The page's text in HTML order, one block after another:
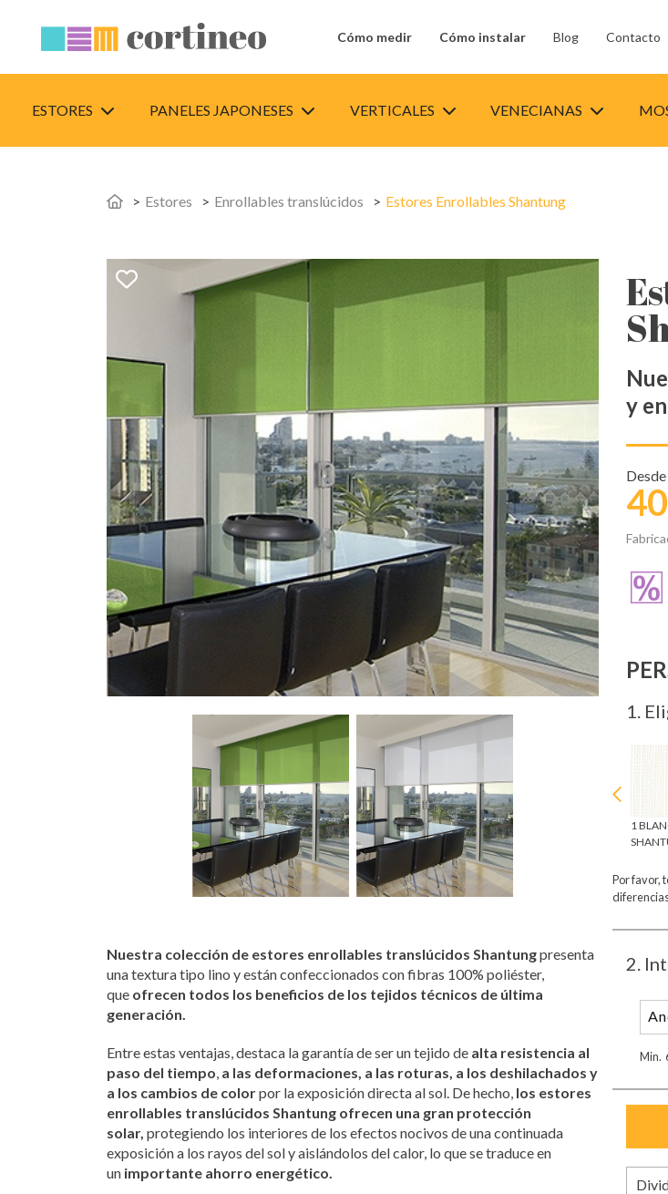
Cómo medir Cómo instalar Blog Contacto
ESTORES PANELES JAPONESES VERTICALES VENECIANAS
Estores Enrollables translúcidos Estores Enrollables Shantung
Nuestra colección de estores enrollables translúcidos Shantungpresenta
una textura tipo lino y están confeccionados con fibras 100% poliéster,
que ofrecen todos los beneficios de los tejidos técnicos de última
generación.
Entre estas ventajas, destaca la garantía de ser un tejido de alta resistencia al
paso del tiempo, a las deformaciones, a las roturas, a los deshilachados y
a los cambios de colorpor la exposición directa al sol. De hecho, los estores
enrollables translúcidos Shantung ofrecen una gran protección
solar, protegiendo los interiores de los efectos nocivos de una continuada
exposición a los rayos del sol y aislándolos del calor, lo que se traduce en
un importante ahorro energético.
y
Desde
1.
7 MARRON -
SHANTUNG
8 GRIS -
SHANTUNG
9 VERDE
PASTEL -
SHANTUNG
10 VERDE -
SHANTUNG
11 ROSA -
SHANTUNG
1
Por favor,
2.
Min.